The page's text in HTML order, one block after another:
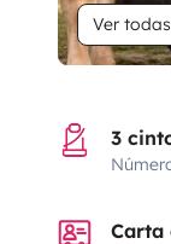
Ver
3
Carta